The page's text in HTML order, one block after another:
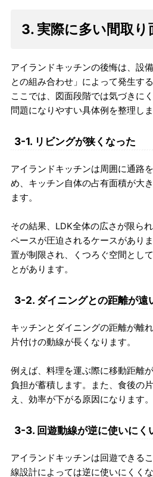
3. 実際に多い間取り
アイランドキッチンの後悔は、設
との組み合わせ」によって発生す
ここでは、図面段階では気づきに
問題になりやすい具体例を整理しま
3-1. リビングが狭くなった
アイランドキッチンは周囲に通路
め、キッチン自体の占有面積が大
ます。
その結果、LDK全体の広さが限ら
ペースが圧迫されるケースがあり
置が制限され、くつろぐ空間とし
とがあります。
3-2. ダイニングとの距離が遠
キッチンとダイニングの距離が離
片付けの動線が長くなります。
例えば、料理を運ぶ際に移動距離
負担が蓄積します。また、食後の
え、効率が下がる原因になります。
3-3. 回遊動線が逆に使いにく
アイランドキッチンは回遊できる
線設計によっては逆に使いにくく